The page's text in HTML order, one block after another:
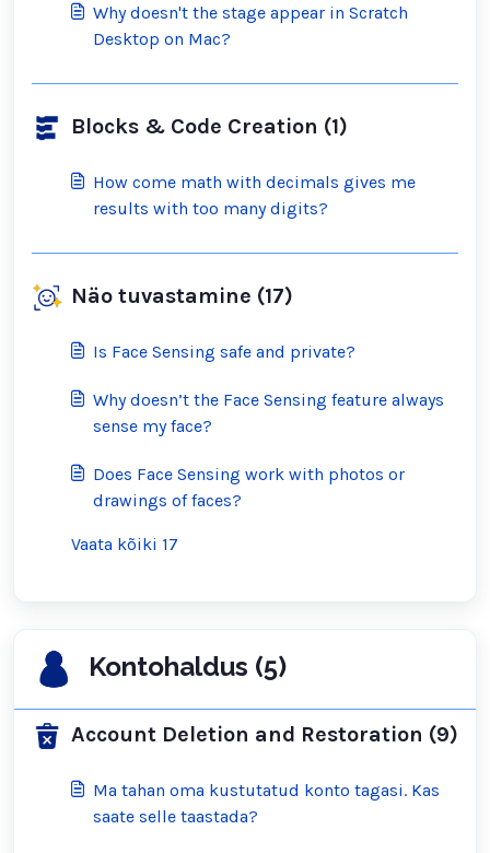
Why doesn't the stage appear in Scratch
Desktop on Mac?
Blocks & Code Creation (1)
How come math with decimals gives me
results with too many digits?
Näo tuvastamine (17)
Is Face Sensing safe and private?
Why doesn’t the Face Sensing feature always
sense my face?
Does Face Sensing work with photos or
drawings of faces?
Vaata kõiki 17
Kontohaldus (5)
Account Deletion and Restoration (9)
Ma tahan oma kustutatud konto tagasi. Kas
saate selle taastada?